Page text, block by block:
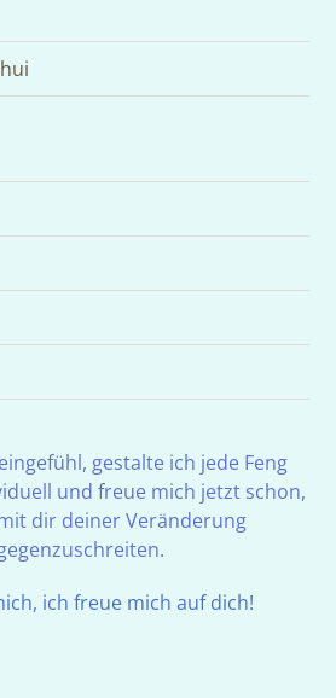
gestalte ich jede Feng
und freue mich jetzt schon,
dir deiner Veränderung
ich freue mich auf dich!